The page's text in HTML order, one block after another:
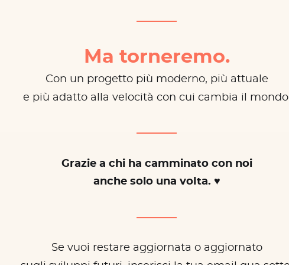
Ma torneremo.
Con un progetto più moderno, più attuale
e più adatto alla velocità con cui cambia il
Grazie a chi ha camminato con noi
anche solo una volta. ♥
Se vuoi restare aggiornata o aggiornato